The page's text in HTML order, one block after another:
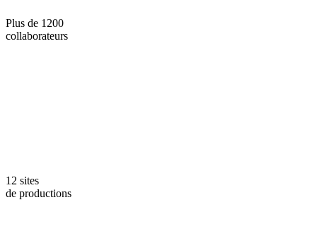
Plus de 1200
collaborateurs
12 sites
de productions